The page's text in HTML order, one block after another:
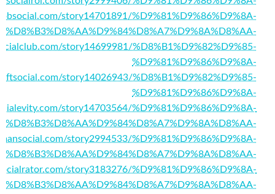
story14701891/%D9%81%D9%86%D9%8A-
%D8%B3%D8%AA%D9%84%D8%A7%D9%8A%D8%AA-
story14699981/%D8%B1%D9%82%D9%85-
%D9%81%D9%86%D9%8A-
story14026943/%D8%B1%D9%82%D9%85-
%D9%81%D9%86%D9%8A-
story14703564/%D9%81%D9%86%D9%8A-
%D8%B3%D8%AA%D9%84%D8%A7%D9%8A%D8%AA-
story2994533/%D9%81%D9%86%D9%8A-
%D8%B3%D8%AA%D9%84%D8%A7%D9%8A%D8%AA-
story3183276/%D9%81%D9%86%D9%8A-
%D8%B3%D8%AA%D9%84%D8%A7%D9%8A%D8%AA-